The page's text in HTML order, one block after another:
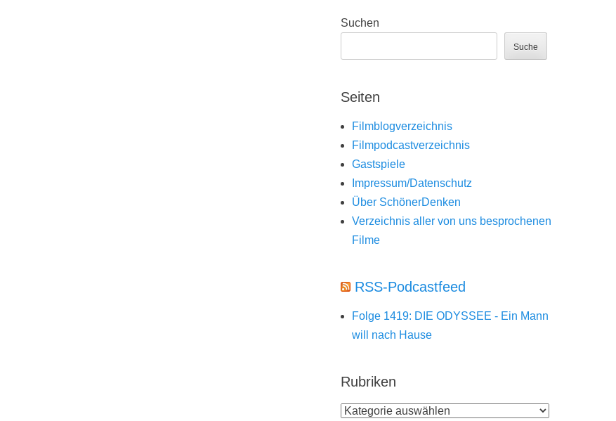
Suchen
Suche
Seiten
Filmblogverzeichnis
Filmpodcastverzeichnis
Gastspiele
Impressum/Datenschutz
Über SchönerDenken
Verzeichnis aller von uns besprochenen
Filme
RSS-Podcastfeed
Folge 1419: DIE ODYSSEE - Ein Mann
will nach Hause
Rubriken
Rubriken